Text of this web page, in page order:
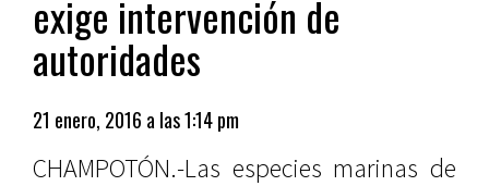
exige intervención de
autoridades
21 enero, 2016 a las 1:14 pm
CHAMPOTÓN.-Las especies marinas de